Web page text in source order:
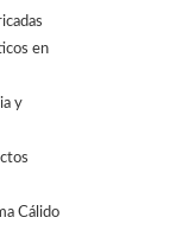
en
y
Cálido